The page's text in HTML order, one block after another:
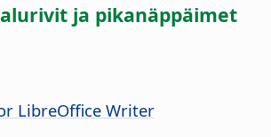
ja pikanäppäimet
LibreOffice Writer